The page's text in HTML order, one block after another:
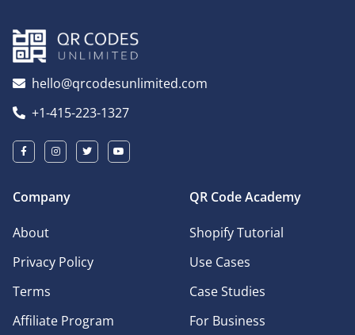
hello@qrcodesunlimited.com
+1-415-223-1327
Company
About
Privacy Policy
Terms
Affiliate Program
QR Code Academy
Shopify Tutorial
Use Cases
Case Studies
For Business